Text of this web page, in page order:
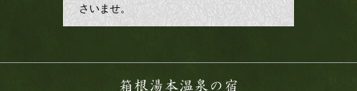
さいませ。